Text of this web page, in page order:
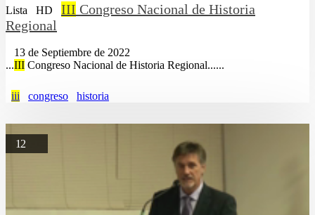
Lista HD III Congreso Nacional de Historia
Regional
13 de Septiembre de 2022
...III Congreso Nacional de Historia Regional......
iii congreso historia
12